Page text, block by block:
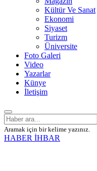
Kültür Ve Sanat
Ekonomi
Siyaset
Turizm
Üniversite
Foto Galeri
Video
Yazarlar
Künye
İletişim
Aramak için bir kelime yazınız.
HABER İHBAR